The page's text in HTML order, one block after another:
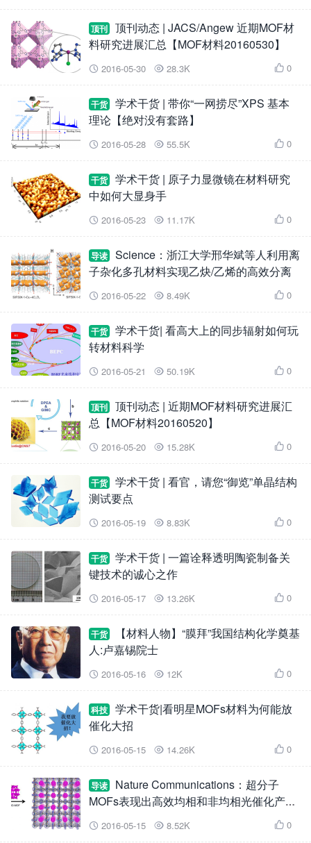
顶刊
顶刊动态 | JACS/Angew 近期MOF材
料研究进展汇总【MOF材料20160530】
 2016-05-30  28.3K  0
干货
学术干货 | 带你“一网捞尽”XPS 基本
理论【绝对没有套路】
 2016-05-28  55.5K  0
干货
学术干货 | 原子力显微镜在材料研究
中如何大显身手
 2016-05-23  11.17K  0
导读
Science：浙江大学邢华斌等人利用离
子杂化多孔材料实现乙炔/乙烯的高效分离
 2016-05-22  8.49K  0
干货
学术干货| 看高大上的同步辐射如何玩
转材料科学
 2016-05-21  50.19K  0
顶刊
顶刊动态 | 近期MOF材料研究进展汇
总【MOF材料20160520】
 2016-05-20  15.28K  0
干货
学术干货 | 看官，请您“御览”单晶结构
测试要点
 2016-05-19  8.83K  0
干货
学术干货 | 一篇诠释透明陶瓷制备关
键技术的诚心之作
 2016-05-17  13.26K  0
干货
【材料人物】“膜拜”我国结构化学奠基
人:卢嘉锡院士
 2016-05-16  12K  0
科技
学术干货|看明星MOFs材料为何能放
催化大招
 2016-05-15  14.26K  0
导读
Nature Communications：超分子
MOFs表现出高效均相和非均相光催化产氢
活性
 2016-05-15  8.52K  0